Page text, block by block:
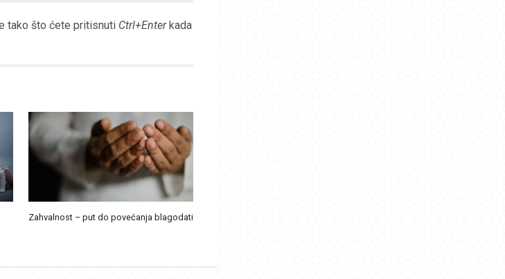
tako što ćete pritisnuti Ctrl+Enterkada
Zahvalnost – put do povećanja blagodati